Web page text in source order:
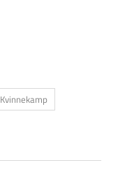
Kvinnekamp